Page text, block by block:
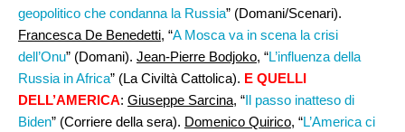
geopolitico che condanna la Russia” (Domani/Scenari).
Francesca De Benedetti, “A Mosca va in scena la crisi
dell’Onu” (Domani). Jean-Pierre Bodjoko, “L’influenza della
Russia in Africa” (La Civiltà Cattolica). E QUELLI
DELL’AMERICA: Giuseppe Sarcina, “Il passo inatteso di
Biden” (Corriere della sera). Domenico Quirico, “L’America ci